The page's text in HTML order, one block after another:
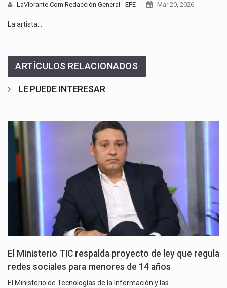
LaVibrante.Com Redacción General - EFE Mar 20, 2026
La artista…
ARTÍCULOS RELACIONADOS
LE PUEDE INTERESAR
El Ministerio TIC respalda proyecto de ley que regula
redes sociales para menores de 14 años
El Ministerio de Tecnologías de la Información y las